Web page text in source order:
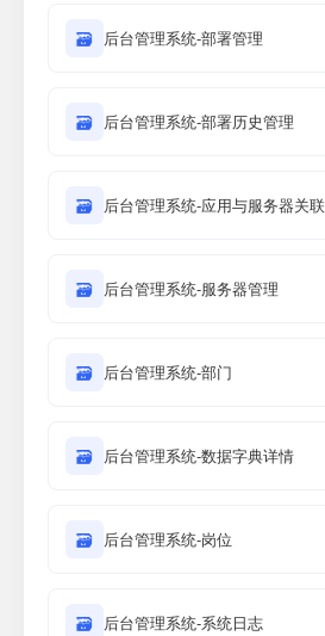
🗃 后台管理系统-部署管理
🗃 后台管理系统-部署历史管理
🗃 后台管理系统-应用与服务器关联
🗃 后台管理系统-服务器管理
🗃 后台管理系统-部门
🗃 后台管理系统-数据字典详情
🗃 后台管理系统-岗位
🗃 后台管理系统-系统日志